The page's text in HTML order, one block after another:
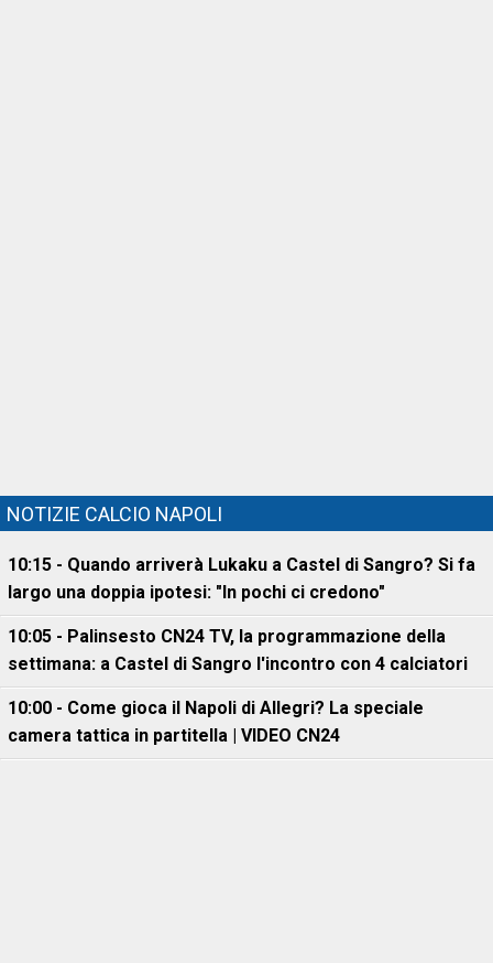
NOTIZIE CALCIO NAPOLI
10:15 - Quando arriverà Lukaku a Castel di Sangro? Si fa
largo una doppia ipotesi: "In pochi ci credono"
10:05 - Palinsesto CN24 TV, la programmazione della
settimana: a Castel di Sangro l'incontro con 4 calciatori
10:00 - Come gioca il Napoli di Allegri? La speciale
camera tattica in partitella | VIDEO CN24